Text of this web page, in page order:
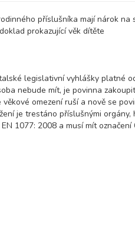
příslušníka mají nárok
prokazující věk dítěte
legislativní vyhlášky platné
nebude mít, je povinna
omezení ruší a nově se
je trestáno příslušnými
1077: 2008 a musí mít označení